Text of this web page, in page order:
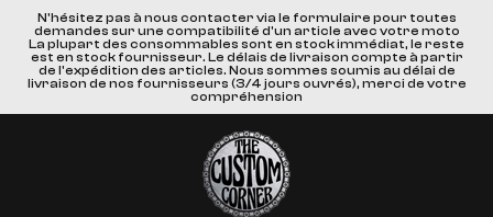
N'hésitez pas à nous contacter via le formulaire pour toutes
demandes sur une compatibilité d'un article avec votre moto
La plupart des consommables sont en stock immédiat, le reste
est en stock fournisseur. Le délais de livraison compte à partir
de l'expédition des articles. Nous sommes soumis au délai de
livraison de nos fournisseurs (3/4 jours ouvrés), merci de votre
compréhension